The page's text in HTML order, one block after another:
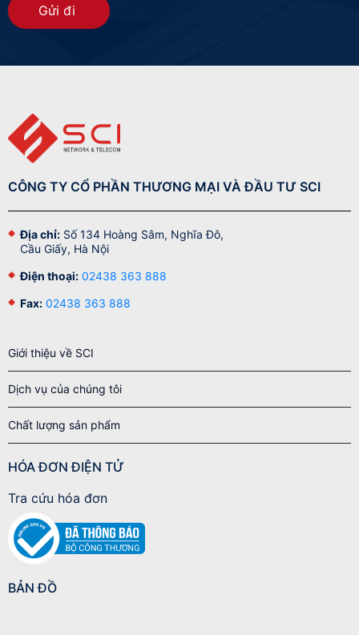
Gửi đi
CÔNG TY CỔ PHẦN THƯƠNG MẠI VÀ ĐẦU TƯ SCI
Địa chỉ: Số 134 Hoàng Sâm, Nghĩa Đô,
Cầu Giấy, Hà Nội
Điện thoại: 02438 363 888
Fax: 02438 363 888
Giới thiệu về SCI
Dịch vụ của chúng tôi
Chất lượng sản phẩm
HÓA ĐƠN ĐIỆN TỬ
Tra cứu hóa đơn
BẢN ĐỒ